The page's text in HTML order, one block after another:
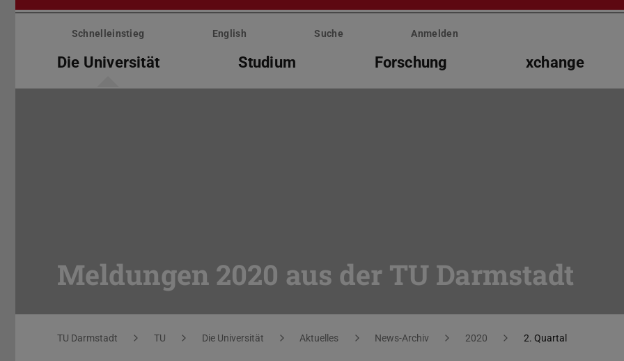
Menü
überspringenSchnelleinstieg English Suche Anmelden
Die Universität Studium Forschung xchange
Meldungen 2020 aus der TU Darmstadt
Sie befinden sich hier:
TU Darmstadt TU Die Universität Aktuelles News-Archiv 2020 2. Quartal